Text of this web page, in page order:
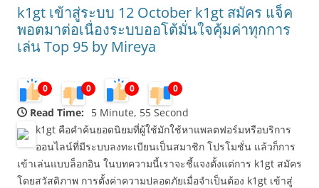
k1gt เข้าสู่ระบบ 12 October k1gt สมัคร แจ็ค
พอตมาต่อเนื่องระบบออโต้มั่นใจคุ้มค่าทุกการ
เล่น Top 95 by Mireya
0 0 0 0
Read Time:
5 Minute, 55 Second
k1gt คือคำค้นยอดนิยมที่ผู้ใช้มักใช้หาแพลตฟอร์มหรือบริการ
ออนไลน์ที่มีระบบลงทะเบียนเป็นสมาชิก โปรโมชั่น แล้วก็การ
เข้าเล่นแบบล็อกอิน ในบทความนี้เราจะชี้แจงตั้งแต่การ k1gt สมัคร
โดยสวัสดิภาพ การตั้งค่าความปลอดภัยเมื่อจำเป็นต้อง k1gt เข้าสู่